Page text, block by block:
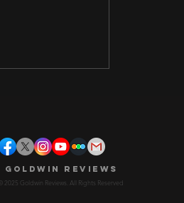
Goldwin Reviews
© 2025 Goldwin Reviews. All Rights Reserved